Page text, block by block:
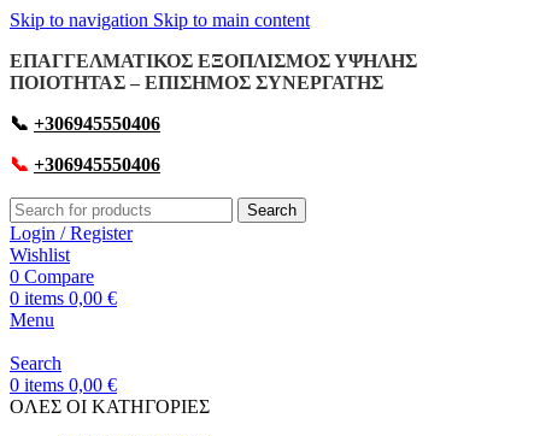
Skip to navigation Skip to main content
ΕΠΑΓΓΕΛΜΑΤΙΚΟΣ ΕΞΟΠΛΙΣΜΟΣ ΥΨΗΛΗΣ
ΠΟΙΟΤΗΤΑΣ – ΕΠΙΣΗΜΟΣ ΣΥΝΕΡΓΑΤΗΣ
📞 +306945550406
📞 +306945550406
Search
Login / Register
Wishlist
0 Compare
0 items 0,00 €
Menu
Search
0 items 0,00 €
OΛΕΣ ΟΙ ΚΑΤΗΓΟΡΙΕΣ